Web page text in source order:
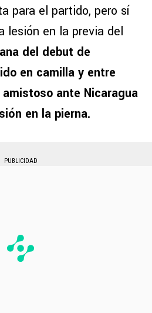
para el partido, pero sí
lesión en la previa del
del debut de
en camilla y entre
ante Nicaragua
en la pierna.
PUBLICIDAD